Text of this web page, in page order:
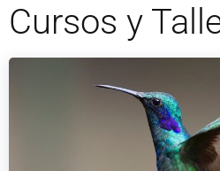
Cursos y